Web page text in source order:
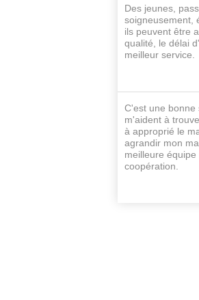
Des jeunes,
soigneusement,
ils peuvent être
qualité, le délai
meilleur service.
C'est une bonne
m'aident à
à approprié le
agrandir mon
meilleure
coopération.